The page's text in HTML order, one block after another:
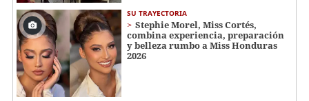
SU TRAYECTORIA
Stephie Morel, Miss Cortés,
combina experiencia, preparación
y belleza rumbo a Miss Honduras
2026